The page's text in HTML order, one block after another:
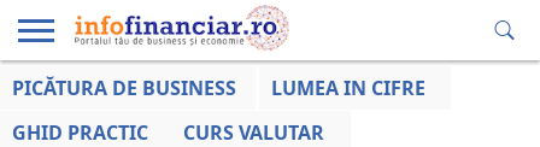
EDUCAȚIE
LA ZI
AFACERILOR
PICĂTURA DE BUSINESS
LUMEA IN CIFRE
GHID PRACTIC
CURS VALUTAR